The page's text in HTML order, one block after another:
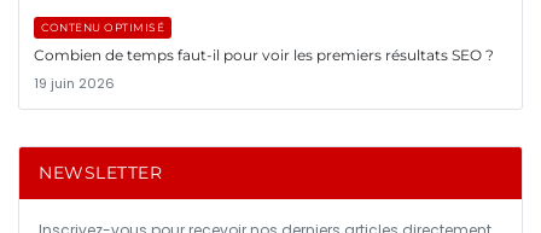
CONTENU OPTIMISÉ
Combien de temps faut-il pour voir les premiers résultats SEO ?
19 juin 2026
NEWSLETTER